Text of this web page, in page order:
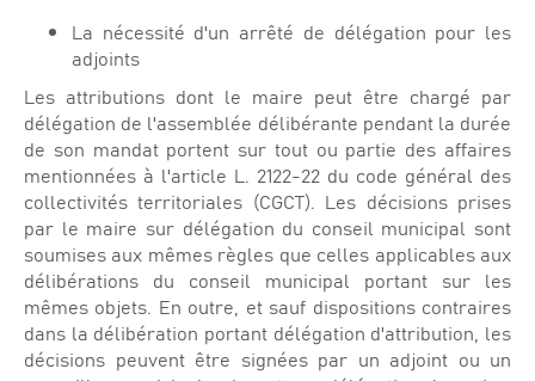
La nécessité d'un arrêté de délégation pour les
adjoints
Les attributions dont le maire peut être chargé par
délégation de l'assemblée délibérante pendant la durée
de son mandat portent sur tout ou partie des affaires
mentionnées à l'article L. 2122-22 du code général des
collectivités territoriales (CGCT). Les décisions prises
par le maire sur délégation du conseil municipal sont
soumises aux mêmes règles que celles applicables aux
délibérations du conseil municipal portant sur les
mêmes objets. En outre, et sauf dispositions contraires
dans la délibération portant délégation d'attribution, les
décisions peuvent être signées par un adjoint ou un